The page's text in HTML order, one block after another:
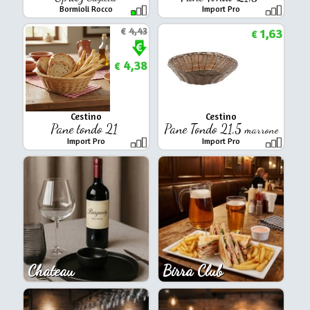
Bormioli Rocco Import Pro
Cestino
Pane tondo 21
Import Pro
€4,43
€4,38
Cestino
Pane Tondo 21,5marrone
Import Pro
€1,63
Chateau Birra Club